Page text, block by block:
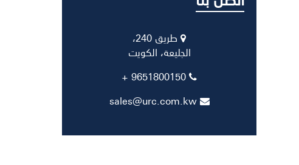
طريق 240،
الجليعة، الكويت
sales@urc.com.kw